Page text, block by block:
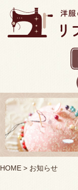
HOME > お知らせ